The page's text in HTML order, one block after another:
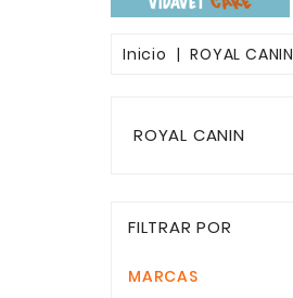
Inicio ROYAL CANIN
ROYAL CANIN
FILTRAR POR
MARCAS